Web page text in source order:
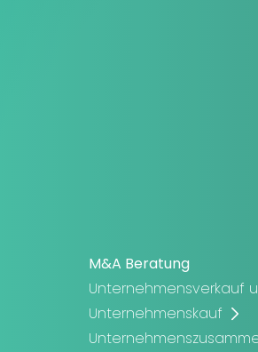
M&A Beratung
Unternehmensverkauf
Unternehmenskauf